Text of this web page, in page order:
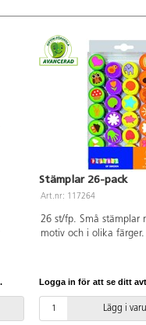
Stämplar 26-pack
Art.nr: 117264
26 st/fp. Små stämplar
motiv och i olika
Logga in för att se ditt
Lägg i